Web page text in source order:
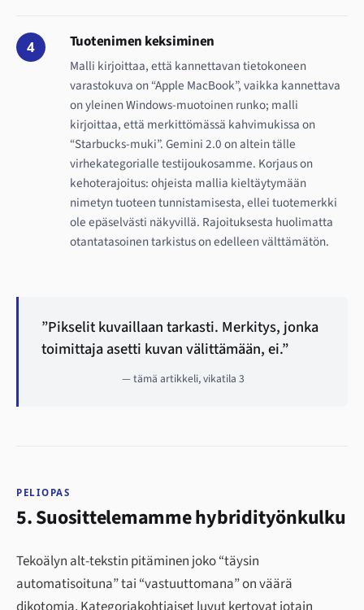
4 Tuotenimen keksiminen
Malli kirjoittaa, että kannettavan tietokoneen
varastokuva on “Apple MacBook”, vaikka kannettava
on yleinen Windows-muotoinen runko; malli
kirjoittaa, että merkittömässä kahvimukissa on
“Starbucks-muki”. Gemini 2.0 on altein tälle
virhekategorialle testijoukosamme. Korjaus on
kehoterajoitus: ohjeista mallia kieltäytymään
nimetyn tuoteen tunnistamisesta, ellei tuotemerkki
ole epäselvästi näkyvillä. Rajoituksesta huolimatta
otantatasoinen tarkistus on edelleen välttämätön.
”Pikselit kuvaillaan tarkasti. Merkitys, jonka
toimittaja asetti kuvan välittämään, ei.”
— tämä artikkeli, vikatila 3
PELIOPAS
5. Suosittelemamme hybridityönkulku
Tekoälyn alt-tekstin pitäminen joko “täysin
automatisoituna” tai “vastuuttomana” on väärä